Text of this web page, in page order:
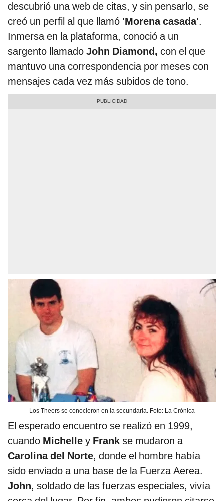
descubrió una web de citas, y sin pensarlo, se
creó un perfil al que llamó 'Morena casada'.
Inmersa en la plataforma, conoció a un
sargento llamado John Diamond, con el que
mantuvo una correspondencia por meses con
mensajes cada vez más subidos de tono.
Los Theers se conocieron en la secundaria. Foto: La Crónica
El esperado encuentro se realizó en 1999,
cuando Michelle y Frank se mudaron a
Carolina del Norte, donde el hombre había
sido enviado a una base de la Fuerza Aerea.
John, soldado de las fuerzas especiales, vivía